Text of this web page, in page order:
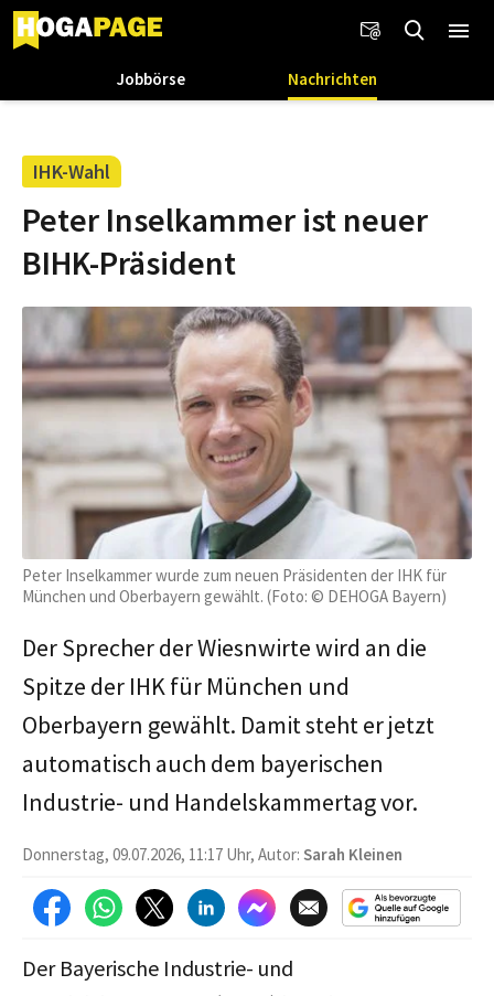
Jobbörse Nachrichten
IHK-Wahl
Peter Inselkammer ist neuer
BIHK-Präsident
Peter Inselkammer wurde zum neuen Präsidenten der IHK für
München und Oberbayern gewählt. (Foto: © DEHOGA Bayern)
Der Sprecher der Wiesnwirte wird an die
Spitze der IHK für München und
Oberbayern gewählt. Damit steht er jetzt
automatisch auch dem bayerischen
Industrie- und Handelskammertag vor.
Donnerstag, 09.07.2026, 11:17 Uhr, Autor: Sarah Kleinen
Der Bayerische Industrie- und